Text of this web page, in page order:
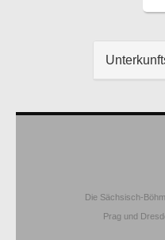
Die Sächsisch-
Prag und